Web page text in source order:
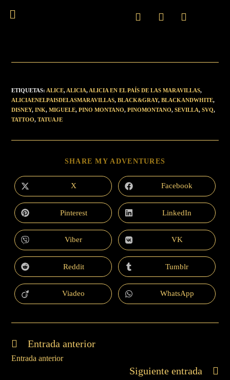
ETIQUETAS: ALICE, ALICIA, ALICIA EN EL PAÍS DE LAS MARAVILLAS,
ALICIAENELPAISDELASMARAVILLAS, BLACK&GRAY, BLACKANDWHITE,
DISNEY, INK, MIGUELE, PINO MONTANO, PINOMONTANO, SEVILLA, SVQ,
TATTOO, TATUAJE
SHARE MY ADVENTURES
X Facebook
Pinterest LinkedIn
Viber VK
Reddit Tumblr
Viadeo WhatsApp
Entrada anterior
Entrada anterior
Siguiente entrada